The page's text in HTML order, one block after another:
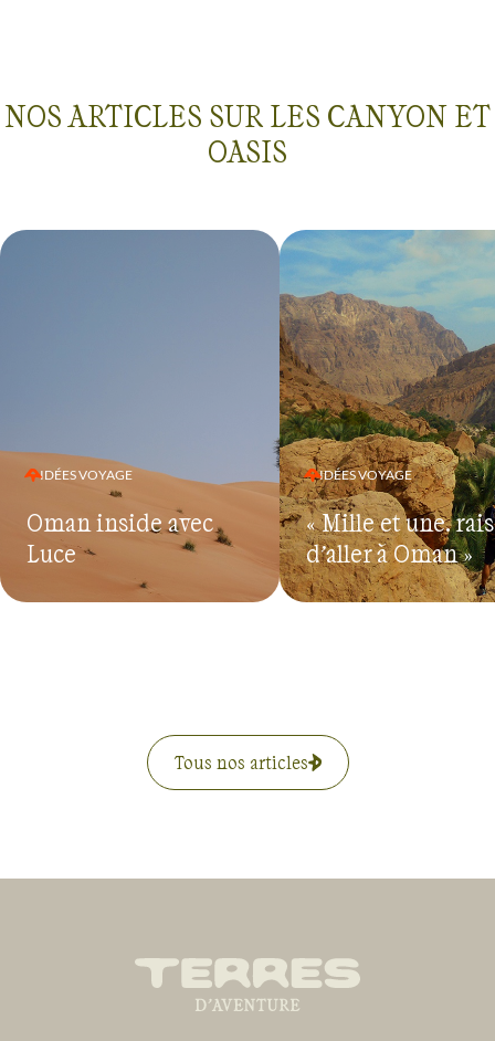
NOS ARTICLES SUR LES CANYON ET
OASIS
IDÉES VOYAGE
Oman inside avec
Luce
IDÉES VOYAGE
« Mille et une…
d’aller à Oman »
Tous nos articles